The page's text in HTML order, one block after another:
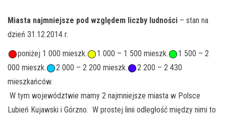
Miasta najmniejsze pod względem liczby ludności – stan na
dzień 31.12.2014 r.
poniżej 1 000 mieszk.
1 000 – 1 500 mieszk.
1 500 – 2
000 mieszk.
2 000 – 2 200 mieszk.
2 200 – 2 430
mieszkańców.
W tym województwie mamy 2 najmniejsze miasta w Polsce
Lubień Kujawski i Górzno. W prostej linii odległość między nimi to